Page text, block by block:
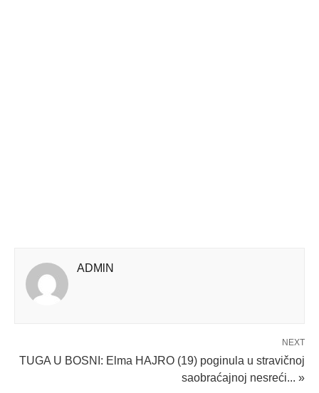
ADMlN
NEXT
TUGA U BOSNI: Elma HAJRO (19) poginula u stravičnoj
saobraćajnoj nesreći... »